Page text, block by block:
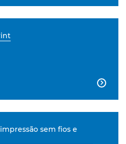

sem fios e